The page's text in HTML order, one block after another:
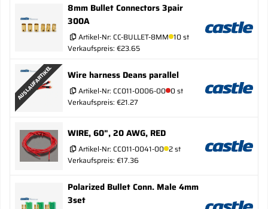
8mm Bullet Connectors 3pair
300A
Artikel-Nr: CC-BULLET-8MM 10 st
Verkaufspreis: €23.65
AUSLAUFARTIKEL Wire harness Deans parallel
Artikel-Nr: CC011-0006-00 0 st
Verkaufspreis: €21.27
WIRE, 60", 20 AWG, RED
Artikel-Nr: CC011-0041-00 2 st
Verkaufspreis: €17.36
Polarized Bullet Conn. Male 4mm
3set